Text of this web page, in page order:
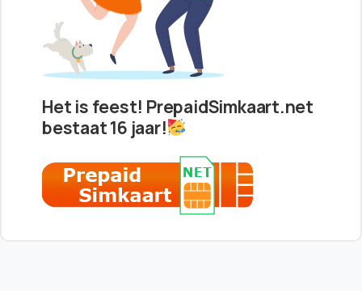
Het is feest! PrepaidSimkaart.net
bestaat 16 jaar!